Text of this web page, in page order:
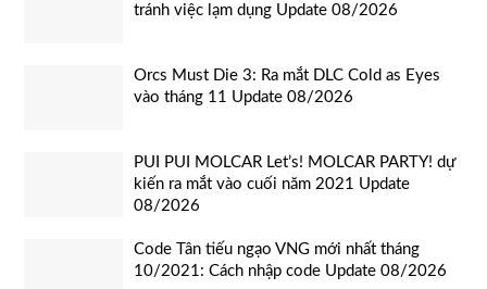
tránh việc lạm dụng Update 08/2026
Orcs Must Die 3: Ra mắt DLC Cold as Eyes
vào tháng 11 Update 08/2026
PUI PUI MOLCAR Let’s! MOLCAR PARTY! dự
kiến ra mắt vào cuối năm 2021 Update
08/2026
Code Tân tiếu ngạo VNG mới nhất tháng
10/2021: Cách nhập code Update 08/2026